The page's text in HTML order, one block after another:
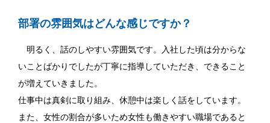
部署の雰囲気はどんな感じですか？
明るく、話のしやすい雰囲気です。入社した頃は分からな
いことばかりでしたが丁寧に指導していただき、できること
が増えていきました。
仕事中は真剣に取り組み、休憩中は楽しく話をしています。
また、女性の割合が多いため女性も働きやすい職場であると